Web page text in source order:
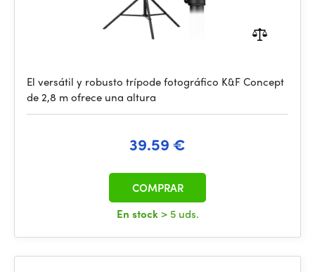
El versátil y robusto trípode fotográfico K&F Concept
de 2,8 m ofrece una altura
39.59 €
En stock > 5 uds.
COMPRAR